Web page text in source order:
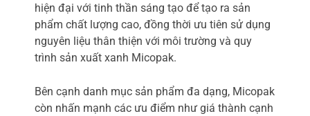
hiện đại với tinh thần sáng tạo để tạo ra sản
phẩm chất lượng cao, đồng thời ưu tiên sử dụng
nguyên liệu thân thiện với môi trường và quy
trình sản xuất xanh Micopak.
Bên cạnh danh mục sản phẩm đa dạng, Micopak
còn nhấn mạnh các ưu điểm như giá thành cạnh